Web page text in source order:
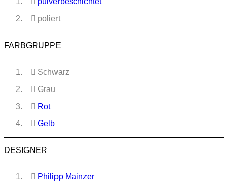
poliert
FARBGRUPPE
Schwarz
Grau
Rot
Gelb
DESIGNER
Philipp Mainzer